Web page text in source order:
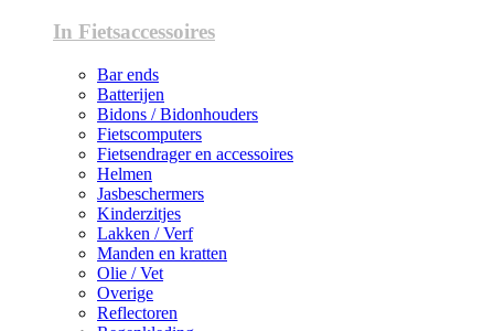
In Fietsaccessoires
Bar ends
Batterijen
Bidons / Bidonhouders
Fietscomputers
Fietsendrager en accessoires
Helmen
Jasbeschermers
Kinderzitjes
Lakken / Verf
Manden en kratten
Olie / Vet
Overige
Reflectoren